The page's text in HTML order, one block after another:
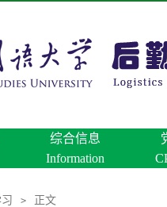
综合信息
Information
> 正文